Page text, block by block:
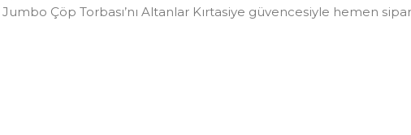
Çöp Torbası’nı Altanlar Kırtasiye güvencesiyle hemen